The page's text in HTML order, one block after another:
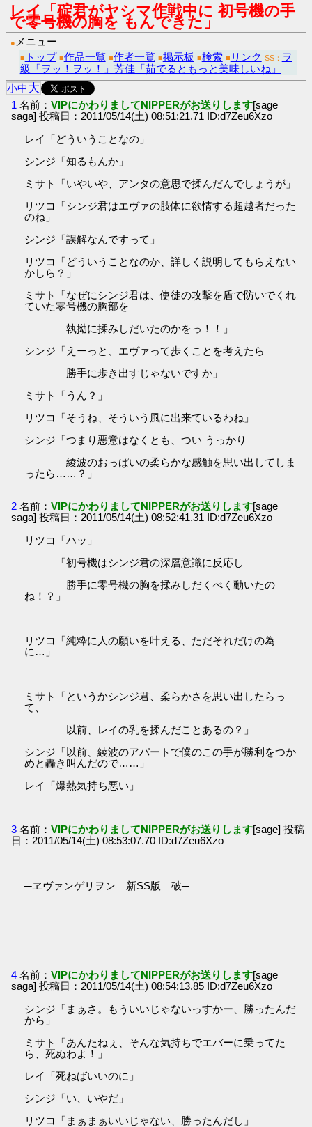
レイ「碇君がヤシマ作戦中に 初号機の手
で零号機の胸を もんできた」
● メニュー
■ トップ ■作品一覧 ■作者一覧 ■掲示板 ■検索 ■ リンク SS： ヲ
級「ヲッ！ヲッ！」芳佳「茹でるともっと美味しいね」
小中大
1 名前：VIPにかわりましてNIPPERがお送りします[sage
saga] 投稿日：2011/05/14(土) 08:51:21.71 ID:d7Zeu6Xzo
レイ「どういうことなの」
シンジ「知るもんか」
ミサト「いやいや、アンタの意思で揉んだんでしょうが」
リツコ「シンジ君はエヴァの肢体に欲情する超越者だった
のね」
シンジ「誤解なんですって」
リツコ「どういうことなのか、詳しく説明してもらえない
かしら？」
ミサト「なぜにシンジ君は、使徒の攻撃を盾で防いでくれ
ていた零号機の胸部を
執拗に揉みしだいたのかをっ！！」
シンジ「えーっと、エヴァって歩くことを考えたら
勝手に歩き出すじゃないですか」
ミサト「うん？」
リツコ「そうね、そういう風に出来ているわね」
シンジ「つまり悪意はなくとも、つい うっかり
綾波のおっぱいの柔らかな感触を思い出してしま
ったら……？」
2 名前：VIPにかわりましてNIPPERがお送りします[sage
saga] 投稿日：2011/05/14(土) 08:52:41.31 ID:d7Zeu6Xzo
リツコ「ハッ」
「初号機はシンジ君の深層意識に反応し
勝手に零号機の胸を揉みしだくべく動いたの
ね！？」
リツコ「純粋に人の願いを叶える、ただそれだけの為
に…」
ミサト「というかシンジ君、柔らかさを思い出したらっ
て、
以前、レイの乳を揉んだことあるの？」
シンジ「以前、綾波のアパートで僕のこの手が勝利をつか
めと轟き叫んだので……」
レイ「爆熱気持ち悪い」
3 名前：VIPにかわりましてNIPPERがお送りします[sage] 投稿
日：2011/05/14(土) 08:53:07.70 ID:d7Zeu6Xzo
─ヱヴァンゲリヲン 新SS版 破─
4 名前：VIPにかわりましてNIPPERがお送りします[sage
saga] 投稿日：2011/05/14(土) 08:54:13.85 ID:d7Zeu6Xzo
シンジ「まぁさ。もういいじゃないっすかー、勝ったんだ
から」
ミサト「あんたねぇ、そんな気持ちでエバーに乗ってた
ら、死ぬわよ！」
レイ「死ねばいいのに」
シンジ「い、いやだ」
リツコ「まぁまぁいいじゃない、勝ったんだし」